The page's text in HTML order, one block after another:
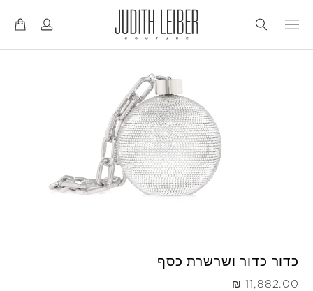
כדור כדור ושרשרת כסף
היה